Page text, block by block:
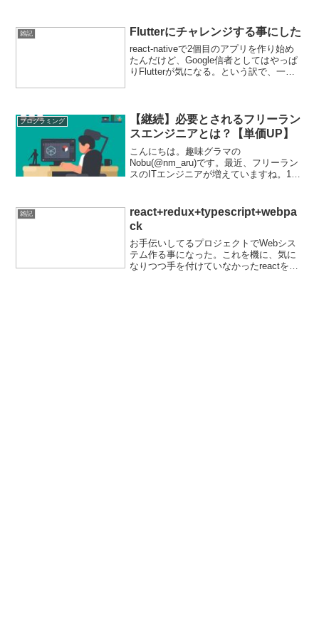
意識バリバリだった数学を勉強してみよ
うと、まずは以下の本を手に...
雑記 Flutterにチャレンジする事にした
react-nativeで2個目のアプリを作り始め
たんだけど、Google信者としてはやっぱ
りFlutterが気になる。という訳で、一旦
プログラミング
【継続】必要とされるフリーラン
スエンジニアとは？【単価UP】
こんにちは。趣味グラマの
Nobu(@nm_aru)です。最近、フリーラン
スのITエンジニアが増えていますね。10
でしたが、最近は業務委託(主に準委任)が
主流になっている...
雑記
react+redux+typescript+webpa
ck
お手伝いしてるプロジェクトでWebシス
テム作る事になった。これを機に、気に
なりつつ手を付けていなかったreactをや